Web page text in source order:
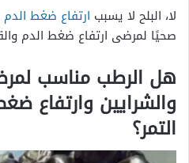
لا، البلح لا يسبب ارتفاع ضغط الدم
صحيًا لمرضى ارتفاع ضغط الدم
هل الرطب مناسب
والشرايين وارتفاع
التمر؟